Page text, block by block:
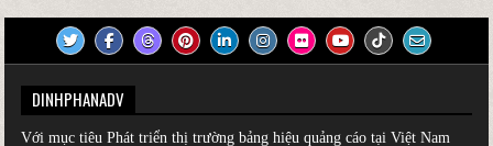
DINHPHANADV
Với mục tiêu Phát triển thị trường bảng hiệu quảng cáo tại Việt Nam